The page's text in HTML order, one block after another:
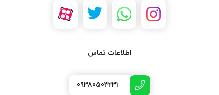
اطلاعات تماس
09380503231